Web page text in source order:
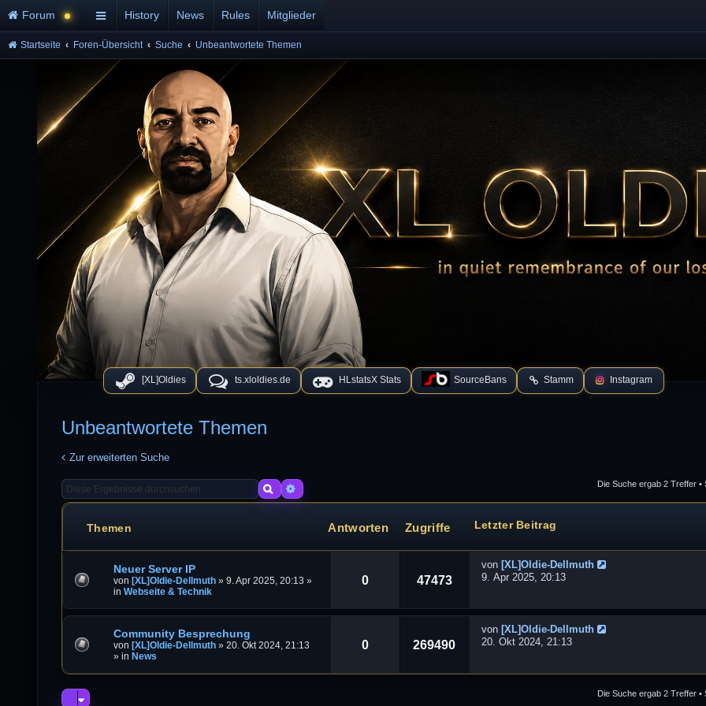
[XL]Oldies ts.xloldies.de HLstatsX Stats SourceBans Stamm Instagram
Forum History News Rules Mitglieder
Startseite Foren-Übersicht Suche Unbeantwortete Themen
Unbeantwortete Themen
Zur erweiterten Suche
SucheErweiterte Suche Die Suche ergab 2 Treffer •
Themen Antworten Zugriffe Letzter Beitrag
Neuer Server IP
von [XL]Oldie-Dellmuth »9. Apr 2025, 20:13 »
inWebseite & Technik
0 47473
von [XL]Oldie-Dellmuth
9. Apr 2025, 20:13
Community Besprechung
von [XL]Oldie-Dellmuth »20. Okt 2024, 21:13
» in News
0 269490
von [XL]Oldie-Dellmuth
20. Okt 2024, 21:13
Die Suche ergab 2 Treffer •